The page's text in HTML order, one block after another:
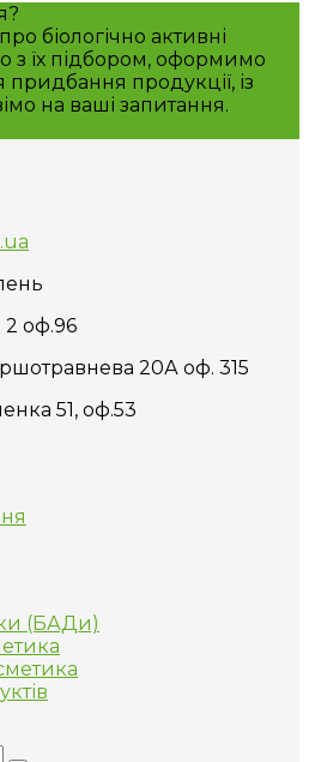
біологічно активні
їх підбором, оформимо
продукції, із
на ваші запитання.
2 оф.96
20А оф. 315
51, оф.53
(БАДи)